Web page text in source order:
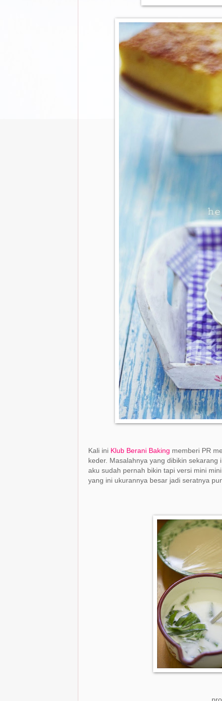
Kali ini Klub Berani Baking memberi PR
keder. Masalahnya yang dibikin
aku sudah pernah bikin tapi versi mini
yang ini ukurannya besar jadi seratnya